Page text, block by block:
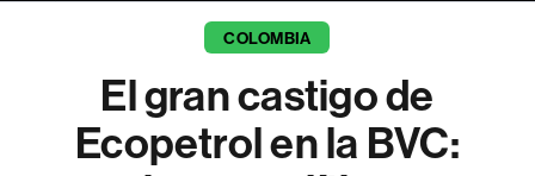
COLOMBIA
El gran castigo de
Ecopetrol en la BVC: